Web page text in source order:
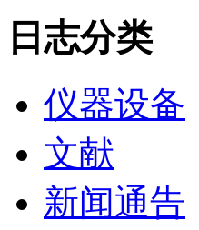
日志分类
仪器设备
文献
新闻通告